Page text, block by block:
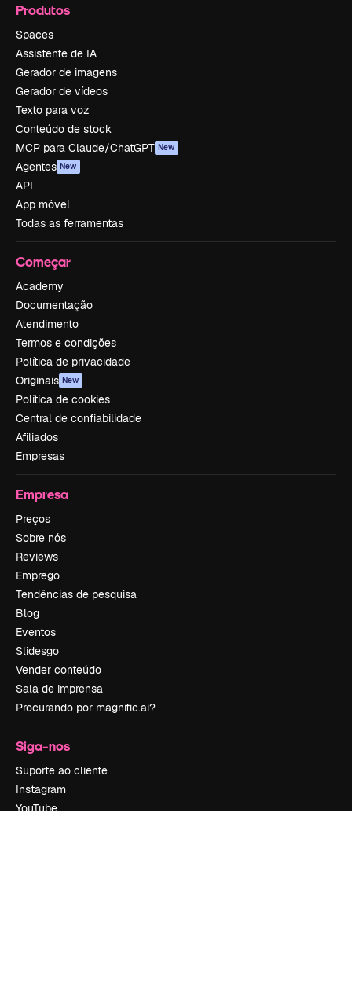
Produtos
Spaces
Assistente de IA
Gerador de imagens
Gerador de vídeos
Texto para voz
Conteúdo de stock
MCP para Claude/ChatGPT New
Agentes New
API
App móvel
Todas as ferramentas
Começar
Academy
Documentação
Atendimento
Termos e condições
Política de privacidade
Originais New
Política de cookies
Central de confiabilidade
Afiliados
Empresas
Empresa
Preços
Sobre nós
Reviews
Emprego
Tendências de pesquisa
Blog
Eventos
Slidesgo
Vender conteúdo
Sala de imprensa
Procurando por magnific.ai?
Siga-nos
Suporte ao cliente
Instagram
YouTube